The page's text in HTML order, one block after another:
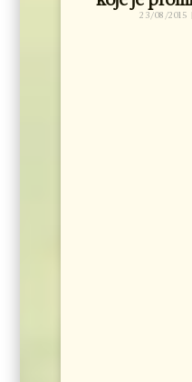
23/08/2015